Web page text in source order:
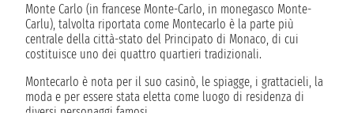
sabato 15 agosto 2026
n.d. - n.d.
PORT VENDRES
domenica 16 agosto 2026
n.d.
PALMA DI
MAIORCA
Monte Carlo (in francese Monte-Carlo, in monegasco Monte-
Carlu), talvolta riportata come Montecarlo è la parte più
centrale della città-stato del Principato di Monaco, di cui
costituisce uno dei quattro quartieri tradizionali.
Montecarlo è nota per il suo casinò, le spiagge, i grattacieli, la
moda e per essere stata eletta come luogo di residenza di
diversi personaggi famosi.